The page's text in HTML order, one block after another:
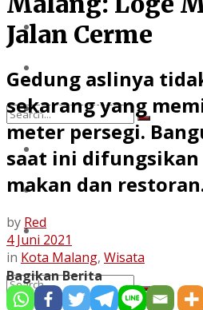
KRIMINAL
PENDIDIKAN
No Result
View All Result
OTOMOTIF
GAYA HIDUP
BERITA DUKA
KRIMINAL
PENDIDIKAN
Jalan Cerme
Gedung aslinya
sekarang yang
meter persegi.
saat ini difungsikan
makan dan
by Red
4 Juni 2021
in Kota Malang, Wisata
Bagikan Berita